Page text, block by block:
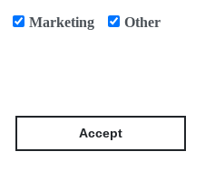
Marketing
Other
Accept